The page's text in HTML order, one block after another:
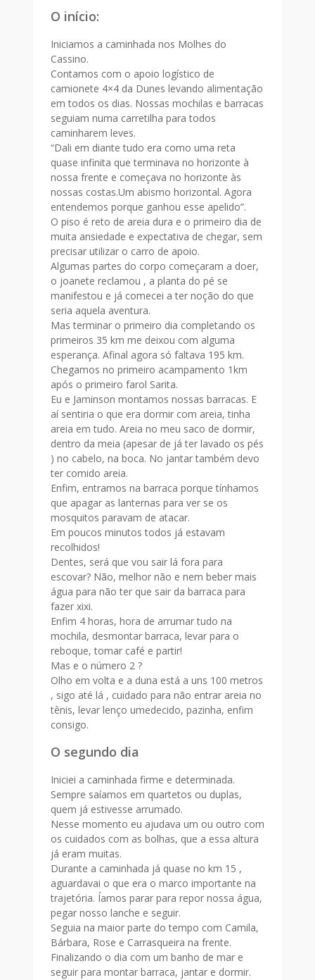
O início:
Iniciamos a caminhada nos Molhes do
Cassino.
Contamos com o apoio logístico de
camionete 4×4 da Dunes levando alimentação
em todos os dias. Nossas mochilas e barracas
seguiam numa carretilha para todos
caminharem leves.
“Dali em diante tudo era como uma reta
quase infinita que terminava no horizonte à
nossa frente e começava no horizonte às
nossas costas.Um abismo horizontal. Agora
entendemos porque ganhou esse apelido”.
O piso é reto de areia dura e o primeiro dia de
muita ansiedade e expectativa de chegar, sem
precisar utilizar o carro de apoio.
Algumas partes do corpo começaram a doer,
o joanete reclamou , a planta do pé se
manifestou e já comecei a ter noção do que
seria aquela aventura.
Mas terminar o primeiro dia completando os
primeiros 35 km me deixou com alguma
esperança. Afinal agora só faltava 195 km.
Chegamos no primeiro acampamento 1km
após o primeiro farol Sarita.
Eu e Jaminson montamos nossas barracas. E
aí sentiria o que era dormir com areia, tinha
areia em tudo. Areia no meu saco de dormir,
dentro da meia (apesar de já ter lavado os pés
) no cabelo, na boca. No jantar também devo
ter comido areia.
Enfim, entramos na barraca porque tínhamos
que apagar as lanternas para ver se os
mosquitos paravam de atacar.
Em poucos minutos todos já estavam
recolhidos!
Dentes, será que vou sair lá fora para
escovar? Não, melhor não e nem beber mais
água para não ter que sair da barraca para
fazer xixi.
Enfim 4 horas, hora de arrumar tudo na
mochila, desmontar barraca, levar para o
reboque, tomar café e partir!
Mas e o número 2 ?
Olho em volta e a duna está a uns 100 metros
, sigo até lá , cuidado para não entrar areia no
tênis, levar lenço umedecido, pazinha, enfim
consigo.
O segundo dia
Iniciei a caminhada firme e determinada.
Sempre saíamos em quartetos ou duplas,
quem já estivesse arrumado.
Nesse momento eu ajudava um ou outro com
os cuidados com as bolhas, que a essa altura
já eram muitas.
Durante a caminhada já quase no km 15 ,
aguardavai o que era o marco importante na
trajetória. Íamos parar para repor nossa água,
pegar nosso lanche e seguir.
Seguia na maior parte do tempo com Camila,
Bárbara, Rose e Carrasqueira na frente.
Finalizando o dia com um banho de mar e
seguir para montar barraca, jantar e dormir.